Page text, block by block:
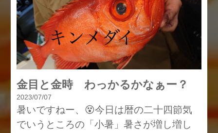
金目と金時 わっかるかなぁー？
2023/07/07
暑いですねー、😵今日は暦の二十四節気
でいうところの「小暑」暑さが増し増し